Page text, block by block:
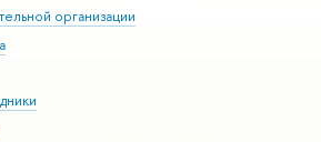
организации